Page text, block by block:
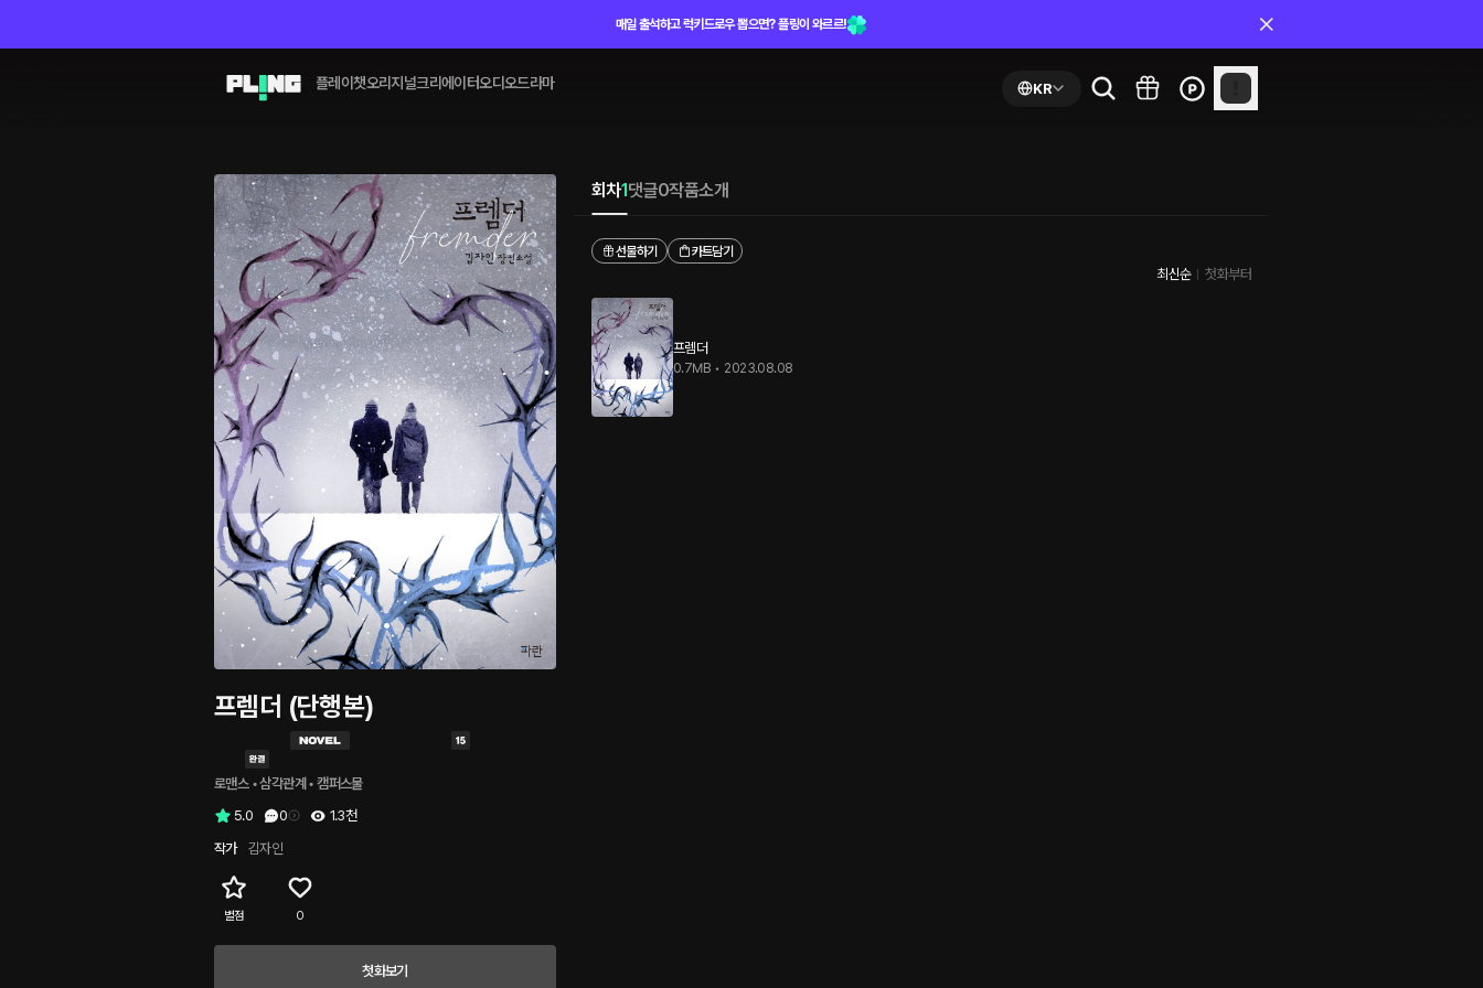
매일 출석하고 럭키드로우 뽑으면? 플링이 와르르!
플레이챗오리지널크리에이터오디오드라마 KR
프렘더 (단행본)
로맨스 • 삼각관계 • 캠퍼스물
5.0
0
1.3천
작가
김자인
별점 0
첫화보기
회차1댓글0작품소개
선물하기 카트담기
최신순 첫화부터
프렘더
0.7MB • 2023.08.08